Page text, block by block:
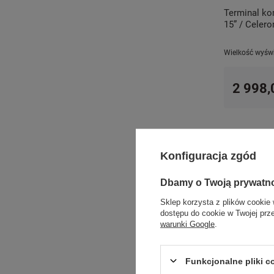
Terminal
15” /
Wielkość
2
Systemy
Systemy POS
kodów oraz
łatwo
Konfiguracja zgód
Dbamy o Twoją
Sklep korzysta z plików cookie
dostępu do cookie w Twojej
warunki Google
Funkcjonalne pliki